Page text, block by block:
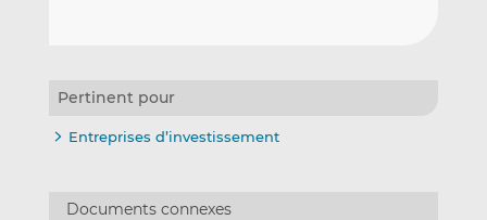
Pertinent pour
Entreprises d’investissement
Documents connexes